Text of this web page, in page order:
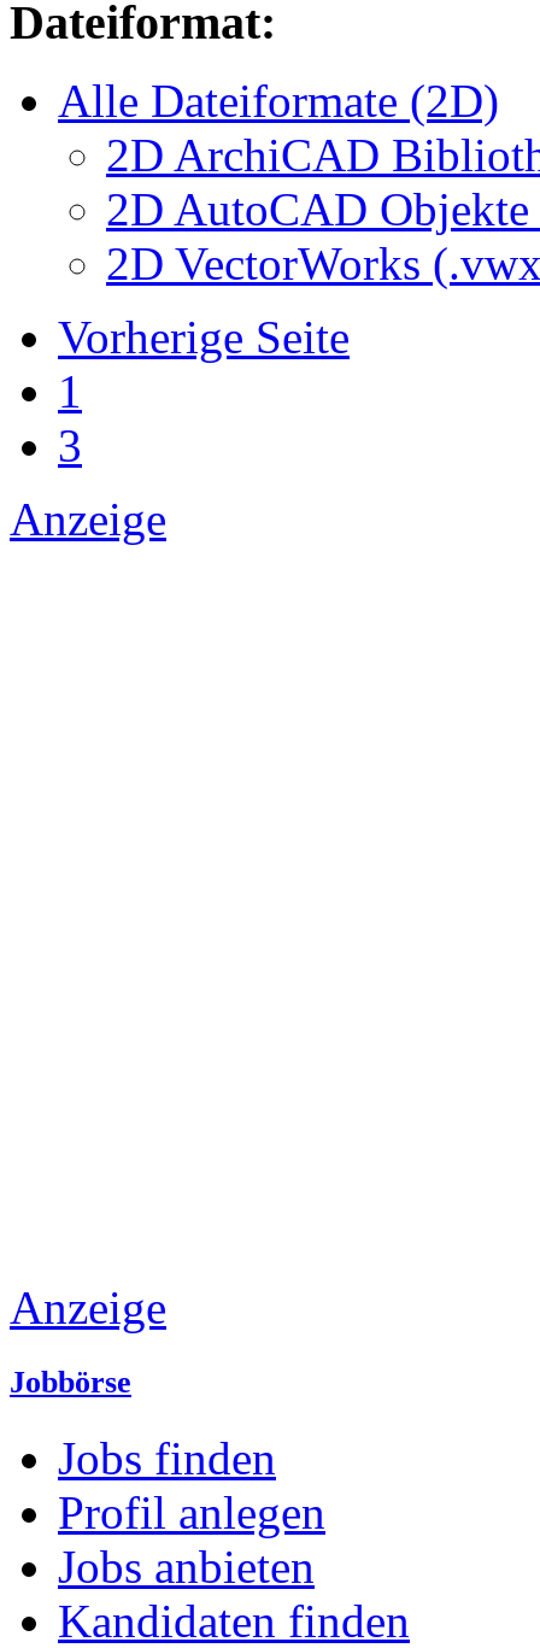
Dateiformat:
Alle Dateiformate (2D)
2D ArchiCAD
2D AutoCAD
2D VectorWorks
Vorherige Seite
1
3
Anzeige
Anzeige
Jobbörse
Jobs finden
Profil anlegen
Jobs anbieten
Kandidaten finden